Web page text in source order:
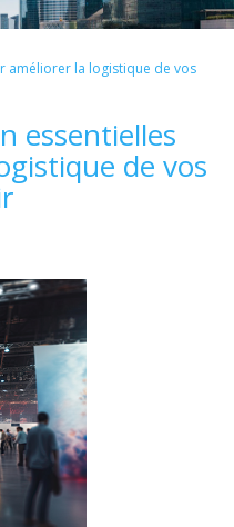
améliorer la logistique de vos
essentielles
de vos